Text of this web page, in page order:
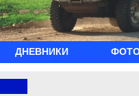
ДНЕВНИКИ